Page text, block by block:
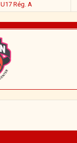
U17 Rég. A